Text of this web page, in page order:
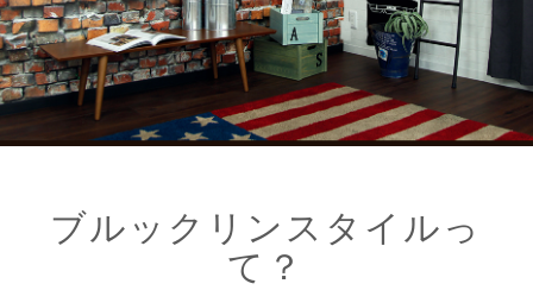
ブルックリンスタイルっ
て？